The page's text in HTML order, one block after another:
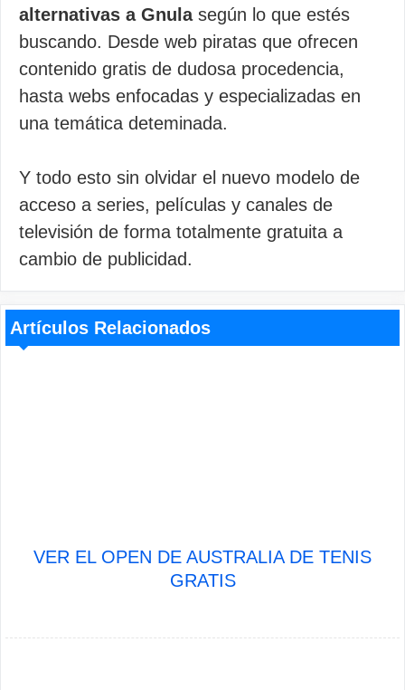
alternativas a Gnulasegún lo que estés
buscando. Desde web piratas que ofrecen
contenido gratis de dudosa procedencia,
hasta webs enfocadas y especializadas en
una temática deteminada.
Y todo esto sin olvidar el nuevo modelo de
acceso a series, películas y canales de
televisión de forma totalmente gratuita a
cambio de publicidad.
Artículos Relacionados
VER EL OPEN DE AUSTRALIA DE TENIS
GRATIS